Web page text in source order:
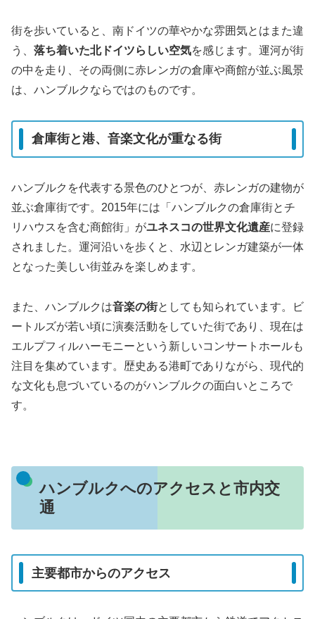
街を歩いていると、南ドイツの華やかな雰囲気とはまた違
う、 落ち着いた北ドイツらしい空気を感じます。運河が街
の中を走り、その両側に赤レンガの倉庫や商館が並ぶ風景
は、ハンブルクならではのものです。
倉庫街と港、音楽文化が重なる街
ハンブルクを代表する景色のひとつが、赤レンガの建物が
並ぶ倉庫街です。2015年には「ハンブルクの倉庫街とチ
リハウスを含む商館街」がユネスコの世界文化遺産に登録
されました。運河沿いを歩くと、水辺とレンガ建築が一体
となった美しい街並みを楽しめます。
また、ハンブルクは音楽の街としても知られています。ビ
ートルズが若い頃に演奏活動をしていた街であり、現在は
エルプフィルハーモニーという新しいコンサートホールも
注目を集めています。歴史ある港町でありながら、現代的
な文化も息づいているのがハンブルクの面白いところで
す。
ハンブルクへのアクセスと市内交
通
主要都市からのアクセス